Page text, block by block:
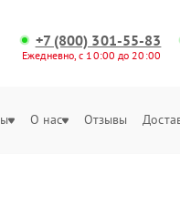
+7 (800) 301-55-83
Ежедневно, с 10:00 до 20:00
О нас Отзывы